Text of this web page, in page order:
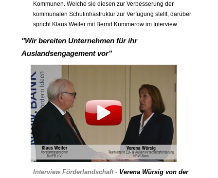
Kommunen. Welche sie diesen zur Verbesserung der
kommunalen Schulinfrastruktur zur Verfügung stellt, darüber
spricht Klaus Weiler mit Bernd Kummerow im Interview.
"Wir bereiten Unternehmen für ihr
Auslandsengagement vor"
Interview Förderlandschaft - Verena Würsig von der